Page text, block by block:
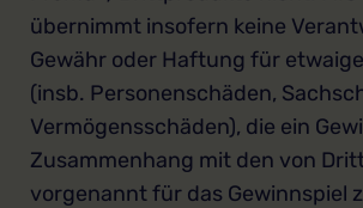
übernimmt insofern keine
Gewähr oder Haftung für
(insb. Personenschäden,
Vermögensschäden), die ein
Zusammenhang mit den von
vorgenannt für das Gewinnspiel